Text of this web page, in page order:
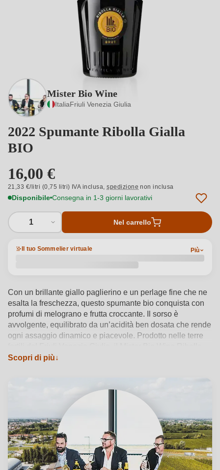
Mister Bio Wine
ItaliaFriuli Venezia Giulia
2022 Spumante Ribolla Gialla
BIO
16,00 €
21,33 €/litri (0,75 litri) IVA inclusa,spedizione non inclusa
Disponibile Consegna in 1-3 giorni lavorativi
1 Nel carrello
Il tuo Sommelier virtuale Più
Con un brillante giallo paglierino e un perlage fine che ne
esalta la freschezza, questo spumante bio conquista con
profumi di melograno e frutta croccante. Il sorso è
avvolgente, equilibrato da un’acidità ben dosata che rende
ogni assaggio dinamico e piacevole. Prodotto nelle terre
Gialla Brut riflette l’anima autentica del territorio grazie a
accompagna ogni occasione con eleganza sostenibile.
Vedi dettagli del prodotto →
Scopri di più